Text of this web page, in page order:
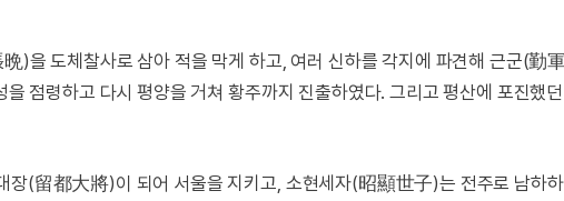
)을 도체찰사로 삼아 적을 막게 하고, 여러 신하를 각지에 파견해 근군(勤
점령하고 다시 평양을 거쳐 황주까지 진출하였다. 그리고 평산에 포진했
장(留都大將)이 되어 서울을 지키고, 소현세자(昭顯世子)는 전주로 남하